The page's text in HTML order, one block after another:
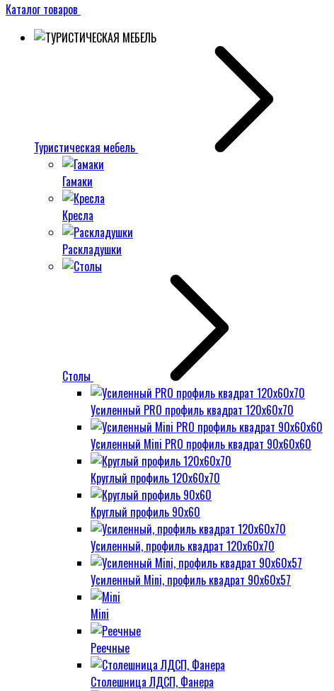
Каталог товаров
Туристическая мебель
Гамаки
Кресла
Раскладушки
Столы
Усиленный PRO профиль квадрат 120х60х70
Усиленный Mini PRO профиль квадрат 90х60х60
Круглый профиль 120х60х70
Круглый профиль 90х60
Усиленный, профиль квадрат 120х60х70
Усиленный Mini, профиль квадрат 90х60х57
Mini
Реечные
Столешница ЛДСП, Фанера